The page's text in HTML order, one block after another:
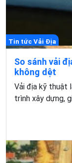
Tin tức Vải Địa
So sánh vải
không dệt
Vải địa kỹ thuật
trình xây dựng,